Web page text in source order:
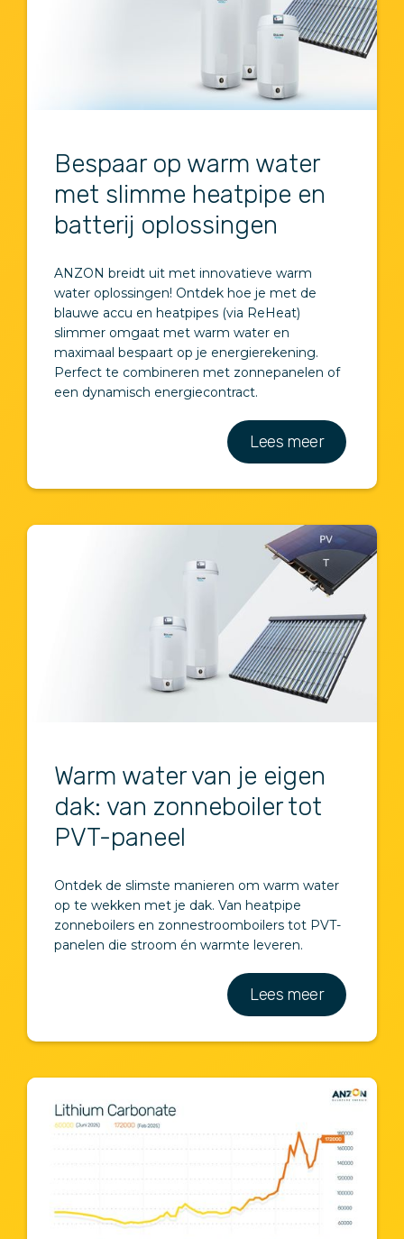
Bespaar op warm water
met slimme heatpipe en
batterij oplossingen
ANZON breidt uit met innovatieve warm
water oplossingen! Ontdek hoe je met de
blauwe accu en heatpipes (via ReHeat)
slimmer omgaat met warm water en
maximaal bespaart op je energierekening.
Perfect te combineren met zonnepanelen of
een dynamisch energiecontract.
Lees meer
Warm water van je eigen
dak: van zonneboiler tot
PVT-paneel
Ontdek de slimste manieren om warm water
op te wekken met je dak. Van heatpipe
zonneboilers en zonnestroomboilers tot PVT-
panelen die stroom én warmte leveren.
Lees meer